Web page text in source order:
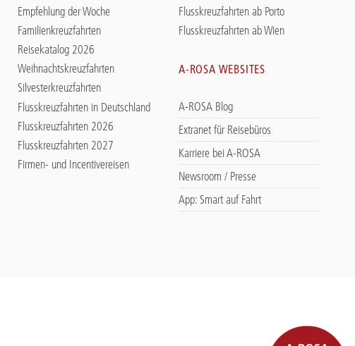
Empfehlung der Woche
Familienkreuzfahrten
Reisekatalog 2026
Weihnachtskreuzfahrten
Silvesterkreuzfahrten
Flusskreuzfahrten in Deutschland
Flusskreuzfahrten 2026
Flusskreuzfahrten 2027
Firmen- und Incentivereisen
Flusskreuzfahrten ab Porto
Flusskreuzfahrten ab Wien
A-ROSA WEBSITES
A-ROSA Blog
Extranet für Reisebüros
Karriere bei A-ROSA
Newsroom / Presse
App: Smart auf Fahrt